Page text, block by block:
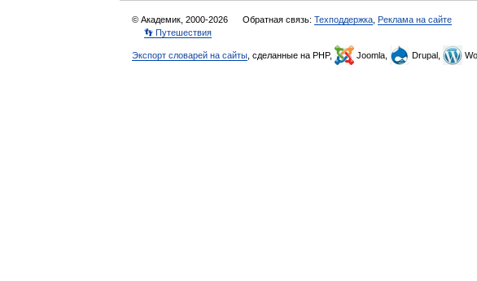
© Академик, 2000-2026 Обратная связь: Техподдержка Реклама на сайте
👣 Путешествия
Экспорт словарей на сайты , сделанные на PHP, Joomla, Drupal,